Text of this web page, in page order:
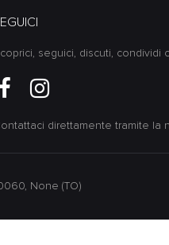
seguici, discuti, condividi
direttamente tramite la
None (TO)